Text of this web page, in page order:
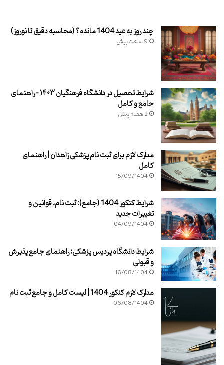
چند روز به عید 1404 مانده؟ (محاسبه دقیق تا نوروز)
9 ساعت پیش
شرایط تحصیل در دانشگاه فرهنگیان ۱۴۰۳ – راهنمای
جامع و کامل
2 هفته پیش
مدارک لازم برای ثبت نام پزشکی زاهدان | راهنمای
کامل
15/09/1404
شرایط کنکور 1404 (جامع): ثبت نام، قوانین و
تغییرات جدید
04/09/1404
شرایط دانشگاه پردیس پزشکی: راهنمای جامع پذیرش
و قبولی
16/08/1404
مدارک لازم کنکور 1404 | لیست کامل و جامع ثبت نام
06/08/1404